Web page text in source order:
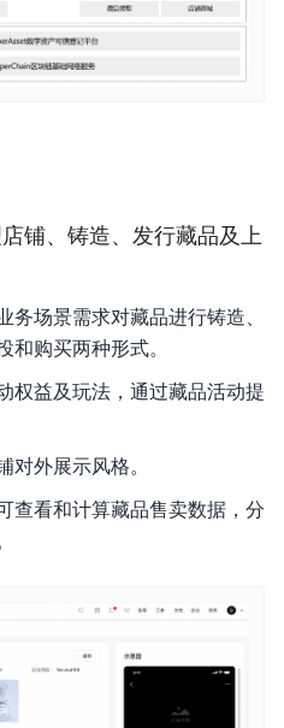
铺、铸造、发⾏藏品及上
务场景需求对藏品进⾏铸造、
和购买两种形式。
权益及玩法，通过藏品活动提
对外展示⻛格。
查看和计算藏品售卖数据，分